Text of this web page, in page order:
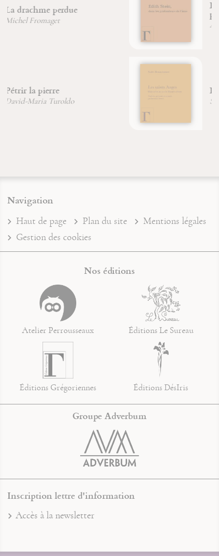
Edith Stein, dans les
profondeurs de l'âme
Les saints Anges
Navigation
Haut de page Plan du site
Mentions légales
Gestion des cookies
Nos éditions
Atelier Perrousseaux Éditions Le Sureau
Éditions Grégoriennes Éditions DésIris
Groupe Adverbum
Inscription lettre d'information
Accès à la newsletter